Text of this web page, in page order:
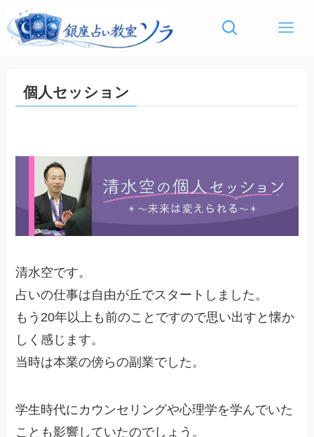
個人セッション
清水空です。
占いの仕事は自由が丘でスタートしました。
もう20年以上も前のことですので思い出すと懐か
しく感じます。
当時は本業の傍らの副業でした。
学生時代にカウンセリングや心理学を学んでいた
ことも影響していたのでしょう。